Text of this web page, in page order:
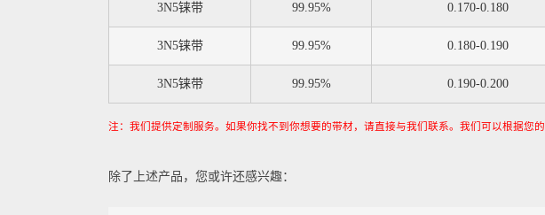
3N5铼带 99.95% 0.170-0.180
3N5铼带 99.95% 0.180-0.190
3N5铼带 99.95% 0.190-0.200
注：我们提供定制服务。如果你找不到你想要的带材，请直接与我们联系。我们可以根据您的
除了上述产品，您或许还感兴趣：